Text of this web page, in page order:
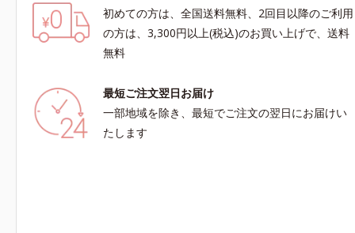
初めての方は、全国送料無料、2回目以降のご利用
の方は、3,300円以上(税込)のお買い上げで、送料
無料
最短ご注文翌日お届け
一部地域を除き、最短でご注文の翌日にお届けい
たします